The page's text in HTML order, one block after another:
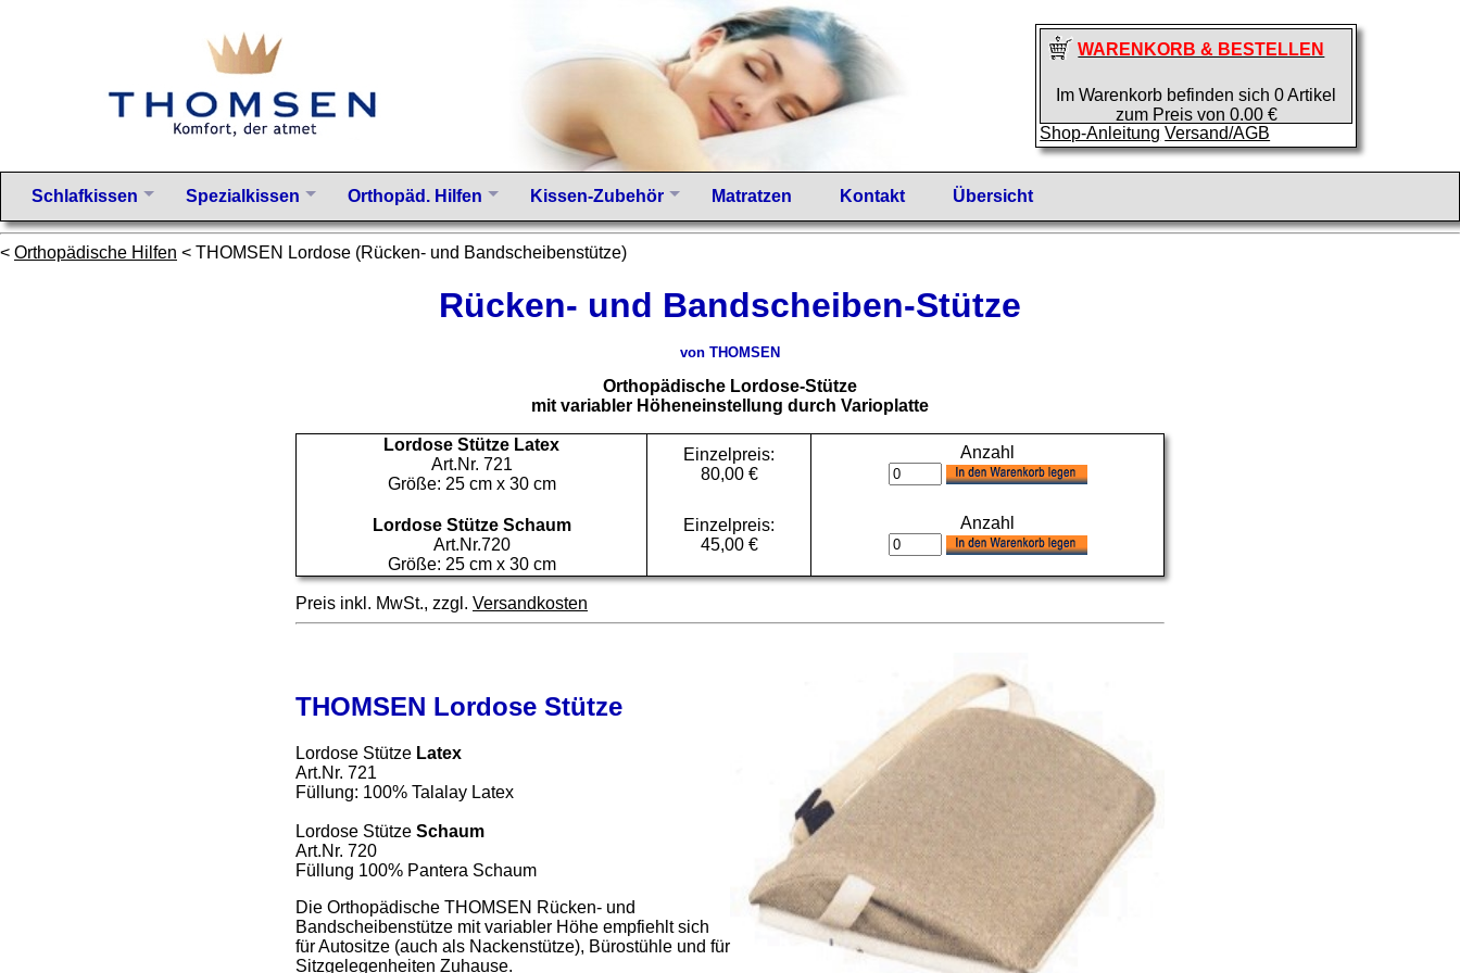
WARENKORB & BESTELLEN
Im Warenkorb befinden sich 0 Artikel
zum Preis von 0.00 €
Shop-Anleitung Versand/AGB
Schlafkissen Spezialkissen Orthopäd. Hilfen Kissen-Zubehör Matratzen Kontakt Übersicht
< Orthopädische Hilfen < THOMSEN Lordose (Rücken- und Bandscheibenstütze)
Rücken- und Bandscheiben-Stütze
von THOMSEN
Orthopädische Lordose-Stütze
mit variabler Höheneinstellung durch Varioplatte
Lordose Stütze Latex
Art.Nr. 721
Größe: 25 cm x 30 cm
Einzelpreis:
80,00 €
Anzahl
Lordose Stütze Schaum
Art.Nr.720
Größe: 25 cm x 30 cm
Einzelpreis:
45,00 €
Anzahl
Preis inkl. MwSt., zzgl. Versandkosten
THOMSEN Lordose Stütze
Lordose Stütze Latex
Art.Nr. 721
Füllung: 100% Talalay Latex
Lordose Stütze Schaum
Art.Nr. 720
Füllung 100% Pantera Schaum
Die Orthopädische THOMSEN Rücken- und
Bandscheibenstütze mit variabler Höhe empfiehlt sich
für Autositze (auch als Nackenstütze), Bürostühle und für
Sitzgelegenheiten Zuhause.